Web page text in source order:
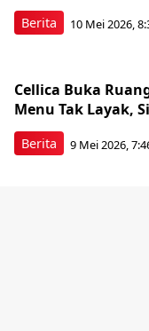
Berita 10 Mei 2026,
Berita
Cellica Buka
Menu Tak Layak,
9 Mei 2026,